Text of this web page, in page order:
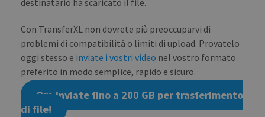
destinatario ha scaricato il file.
Con TransferXL non dovrete più preoccuparvi di
problemi di compatibilità o limiti di upload. Provatelo
oggi stesso e inviate i vostri video nel vostro formato
preferito in modo semplice, rapido e sicuro.
Ora inviate fino a 200 GB per trasferimento
di file!
DOMAIN
month
Analytics to
session state.